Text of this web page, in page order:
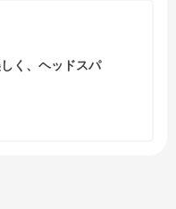
く、ヘッドスパ